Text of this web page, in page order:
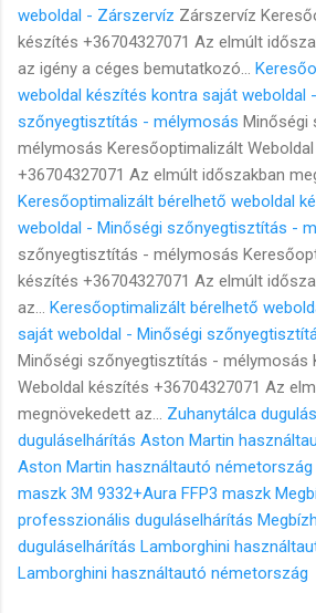
weboldal - Zárszervíz Zárszervíz
készítés +36704327071 Az elmúlt
az igény a céges bemutatkozó...
weboldal készítés kontra saját weboldal
szőnyegtisztítás - mélymosás Minőségi
mélymosás Keresőoptimalizált
+36704327071 Az elmúlt időszakban
Keresőoptimalizált bérelhető weboldal
weboldal - Minőségi szőnyegtisztítás -
szőnyegtisztítás - mélymosás
készítés +36704327071 Az elmúlt
az... Keresőoptimalizált bérelhető
saját weboldal - Minőségi
Minőségi szőnyegtisztítás - mélymosás
Weboldal készítés +36704327071 Az
megnövekedett az... Zuhanytálca
duguláselhárítás Aston Martin
Aston Martin használtautó németország
maszk 3M 9332+Aura FFP3 maszk
professzionális duguláselhárítás
duguláselhárítás Lamborghini
Lamborghini használtautó németország